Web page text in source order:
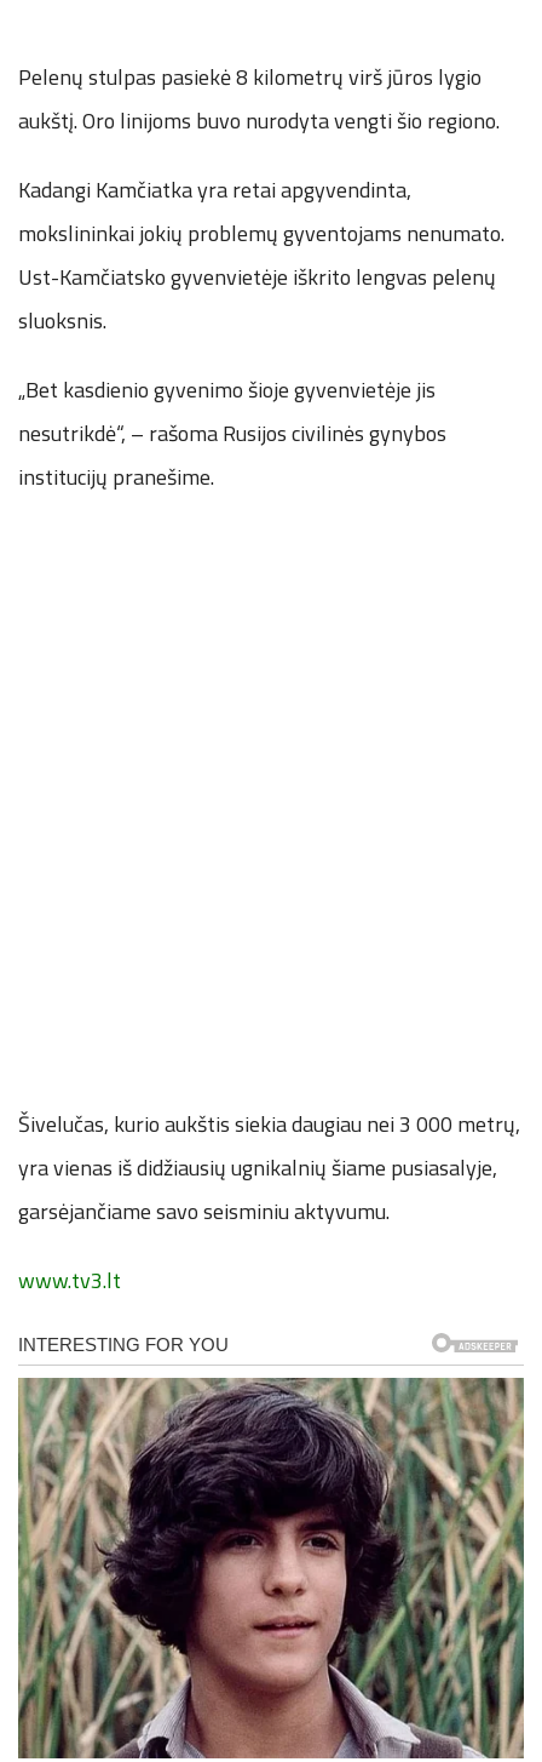
Pelenų stulpas pasiekė 8 kilometrų virš jūros lygio
aukštį. Oro linijoms buvo nurodyta vengti šio regiono.
Kadangi Kamčiatka yra retai apgyvendinta,
mokslininkai jokių problemų gyventojams nenumato.
Ust-Kamčiatsko gyvenvietėje iškrito lengvas pelenų
sluoksnis.
„Bet kasdienio gyvenimo šioje gyvenvietėje jis
nesutrikdė“, – rašoma Rusijos civilinės gynybos
institucijų pranešime.
Šivelučas, kurio aukštis siekia daugiau nei 3 000 metrų,
yra vienas iš didžiausių ugnikalnių šiame pusiasalyje,
garsėjančiame savo seisminiu aktyvumu.
www.tv3.lt